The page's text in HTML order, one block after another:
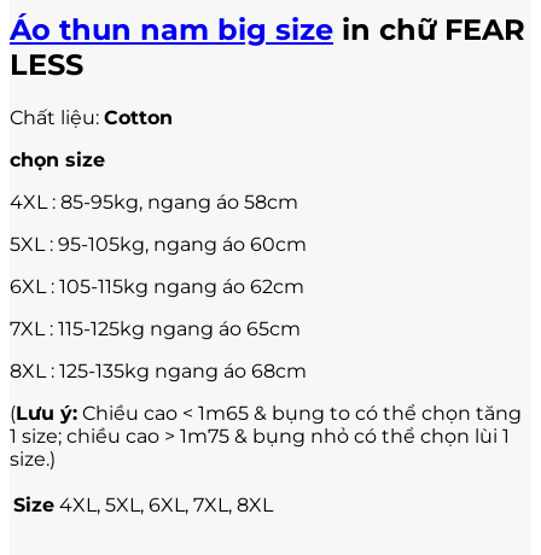
Áo thun nam big size in chữ FEAR
LESS
Chất liệu: Cotton
chọn size
4XL : 85-95kg, ngang áo 58cm
5XL : 95-105kg, ngang áo 60cm
6XL : 105-115kg ngang áo 62cm
7XL : 115-125kg ngang áo 65cm
8XL : 125-135kg ngang áo 68cm
(Lưu ý: Chiều cao < 1m65 & bụng to có thể chọn tăng
1 size; chiều cao > 1m75 & bụng nhỏ có thể chọn lùi 1
size.)
Size 4XL, 5XL, 6XL, 7XL, 8XL